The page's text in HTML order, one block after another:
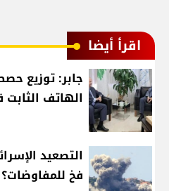
اقرأ أيضا
جابر: توزيع
الهاتف الثابت
التصعيد
فخ للمفاوضات؟